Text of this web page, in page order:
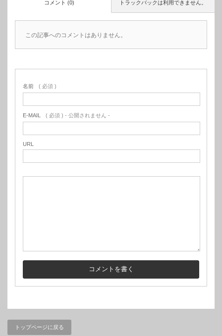
トラックバックは利用できません。
コメント (0)
この記事へのコメントはありません。
名前 ( 必須 )
E-MAIL ( 必須 ) - 公開されません -
URL
トップページに戻る